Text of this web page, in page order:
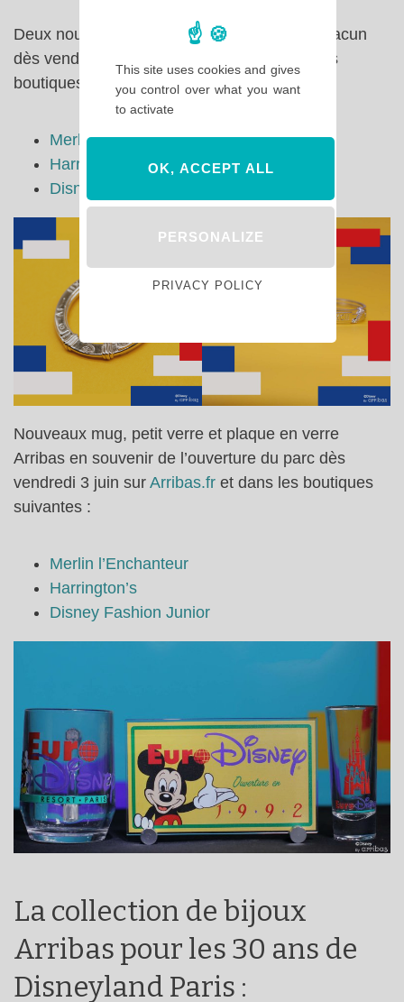
Deux nouveaux bijoux qui conviendront à chacun
dès vendredi 10 juin sur
et dans les
boutiques suivantes :
Merlin l’Enchanteur
Harrington’s
Disney Fashion Junior
Nouveaux mug, petit verre et plaque en verre
Arribas en souvenir de l’ouverture du parc dès
vendredi 3 juin sur Arribas.fr et dans les boutiques
suivantes :
Merlin l’Enchanteur
Harrington’s
Disney Fashion Junior
La collection de bijoux
Arribas pour les 30 ans de
Disneyland Paris :
This site uses cookies and gives
you control over what you want
to activate
OK, ACCEPT ALL
PERSONALIZE
PRIVACY POLICY